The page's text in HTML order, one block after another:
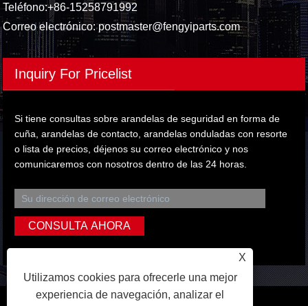
Teléfono:+86-15258791992
Correo electrónico:postmaster@fengyiparts.com
Inquiry For Pricelist
Si tiene consultas sobre arandelas de seguridad en forma de
cuña, arandelas de contacto, arandelas onduladas con resorte
o lista de precios, déjenos su correo electrónico y nos
comunicaremos con nosotros dentro de las 24 horas.
X
Utilizamos cookies para ofrecerle una mejor
experiencia de navegación, analizar el